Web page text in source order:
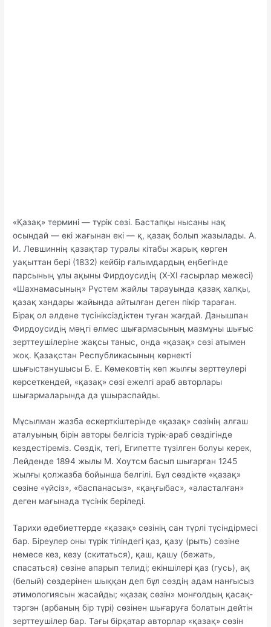
«Қазақ» термині — түрік сөзі. Бастапқы нысаны нақ
осындай — екі жағынан екі — қ, қазақ болып жазылады. А.
И. Левшиннің қазақтар туралы кітабы жарық көрген
уақыттан бері (1832) кейбір ғалымдардың еңбегінде
парсының ұлы ақыны Фирдоусидің (X-XI ғасырлар межесі)
«Шахнамасының» Рүстем жайлы тарауында қазақ халқы,
қазақ хандары жайында айтылған деген пікір тараған.
Бірақ ол әлдене түсініксіздіктен туған жағдай. Данышпан
Фирдоусидің мәңгі өлмес шығармасының мазмұны шығыс
зерттеушілеріне жақсы таныс, онда «қазақ» сөзі атымен
жоқ. Қазақстан Республикасының көрнекті
шығыстанушысы Б. Е. Көмековтің көп жылғы зерттеулері
көрсеткендей, «қазақ» сөзі ежелгі араб авторлары
шығармаларында да ұшыраспайды.
Мұсылман жазба ескерткіштерінде «қазақ» сөзінің алғаш
аталуының бірін авторы белгісіз түрік-араб сөздігінде
кездестіреміз. Сөздік, тегі, Египетте түзілген болуы керек,
Лейденде 1894 жылы М. Хоутсм басып шығарған 1245
жылғы қолжазба бойынша белгілі. Бұл сөздікте «қазақ»
сөзіне «үйсіз», «баспанасыз», «қаңғыбас», «аласталған»
деген мағынада түсінік беріледі.
Тарихи әдебиеттерде «қазақ» сөзінің сан түрлі түсіндірмесі
бар. Біреулер оны түрік тіліндегі қаз, қазу (рыть) сөзіне
немесе кез, кезу (скитаться), қаш, қашу (бежать,
спасаться) сөзіне апарып телиді; екіншілері қаз (гусь), ақ
(белый) сөздерінен шыққан деп бұл сөздің адам нанғысыз
этимологиясын жасайды; «қазақ сөзін» монғолдың қасақ-
тэргэн (арбаның бір түрі) сөзінен шығаруға болатын дейтін
зерттеушілер бар. Тағы бірқатар авторлар «қазақ» сөзін